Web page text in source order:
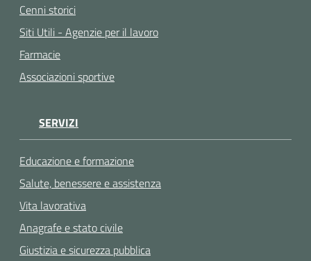
Cenni storici
Siti Utili - Agenzie per il lavoro
Farmacie
Associazioni sportive
SERVIZI
Educazione e formazione
Salute, benessere e assistenza
Vita lavorativa
Anagrafe e stato civile
Giustizia e sicurezza pubblica